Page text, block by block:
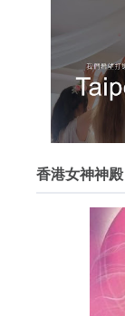
香港女神神殿